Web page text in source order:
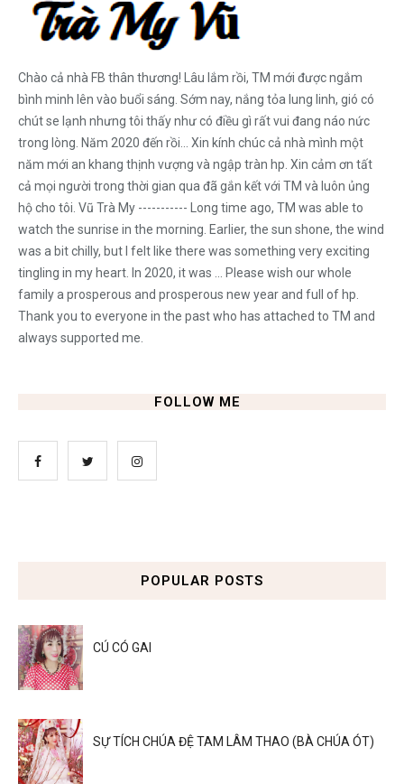
Chào cả nhà FB thân thương! Lâu lắm rồi, TM mới được ngắm
bình minh lên vào buổi sáng. Sớm nay, nắng tỏa lung linh, gió có
chút se lạnh nhưng tôi thấy như có điều gì rất vui đang náo nức
trong lòng. Năm 2020 đến rồi... Xin kính chúc cả nhà mình một
năm mới an khang thịnh vượng và ngập tràn hp. Xin cảm ơn tất
cả mọi người trong thời gian qua đã gắn kết với TM và luôn ủng
hộ cho tôi. Vũ Trà My ----------- Long time ago, TM was able to
watch the sunrise in the morning. Earlier, the sun shone, the wind
was a bit chilly, but I felt like there was something very exciting
tingling in my heart. In 2020, it was ... Please wish our whole
family a prosperous and prosperous new year and full of hp.
Thank you to everyone in the past who has attached to TM and
always supported me.
FOLLOW ME
POPULAR POSTS
CÚ CÓ GAI
SỰ TÍCH CHÚA ĐỆ TAM LÂM THAO (BÀ CHÚA ÓT)